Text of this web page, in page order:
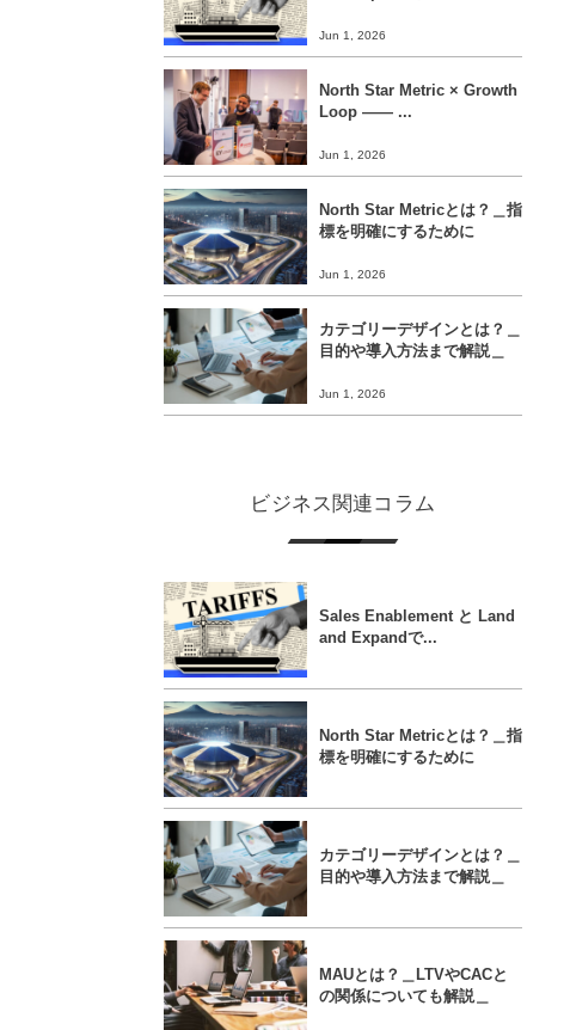
Jun 1, 2026
North Star Metric × Growth
Loop ―― ...
Jun 1, 2026
North Star Metricとは？＿指
標を明確にするために
Jun 1, 2026
カテゴリーデザインとは？＿
目的や導入方法まで解説＿
Jun 1, 2026
ビジネス関連コラム
Sales Enablement と Land
and Expandで...
North Star Metricとは？＿指
標を明確にするために
カテゴリーデザインとは？＿
目的や導入方法まで解説＿
MAUとは？＿LTVやCACと
の関係についても解説＿